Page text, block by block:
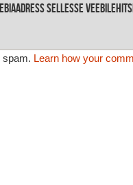
sellesse
spam. Learn how your